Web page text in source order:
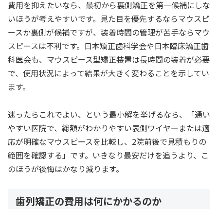
費用を抑えたいなら、最初から裏側矯正を第一候補にしな
いほうが考えやすいです。見た目を優先するならマウスピ
ースか裏側が候補ですが、装着時間の管理が苦手ならマウ
スピースは不利です。日本矯正歯科学会や日本臨床矯正歯
科医会も、マウスピース型矯正装置は長時間の装着が必要
で、使用状況によって結果が大きく変わることを示してい
ます。
迷ったらこれでよい、という最小解を挙げるなら、「通い
やすい医院で、総額がわかりやすい表側ワイヤーまたは適
応が明確なマウスピースを比較し、2院前後で見積もりの
範囲を確認する」です。いきなり最安だけを追うより、こ
のほうが後悔はかなり減ります。
歯列矯正の費用は何にかかるのか